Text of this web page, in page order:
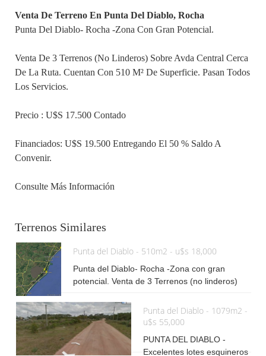
Venta De Terreno En Punta Del Diablo, Rocha
Punta Del Diablo- Rocha -Zona Con Gran Potencial.
Venta De 3 Terrenos (no Linderos) Sobre Avda Central Cerca
De La Ruta. Cuentan Con 510 M² De Superficie. Pasan Todos
Los Servicios.
Precio : U$S 17.500 Contado
Financiados: U$S 19.500 Entregando El 50 % Saldo A
Convenir.
Consulte Más Información
Terrenos Similares
Punta del Diablo - 510m2 - u$s 18,000
Punta del Diablo- Rocha -Zona con gran
potencial. Venta de 3 Terrenos (no linderos)
con 510 m² de superficie. Pasan todos los
servicios. Precio : U$S 17.500 contado
Financiados: U$S 19.500 entregando el 50 %
Saldo a convenir. Consulte más información
Punta del Diablo - 1079m2 -
u$s 55,000
PUNTA DEL DIABLO -
Excelentes lotes esquineros